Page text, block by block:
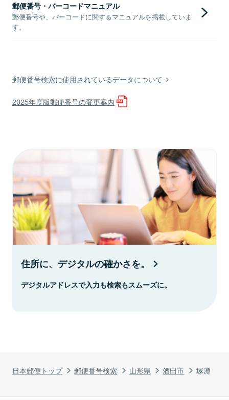
日本郵便トップ 郵便番号検索 山形県 酒田市 塚淵
郵便番号・バーコードマニュアル
郵便番号や、バーコードに関するマニュアルを掲載していま
す。
郵便番号検索に使用されているデータについて
2025年度版郵便番号の変更案内
住所に、デジタルの確かさを。
デジタルアドレスで入力も検索もスムーズに。